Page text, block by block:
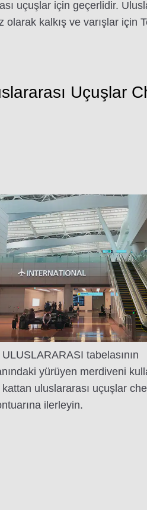
uçuşlar için geçerlidir.
kalkış ve varışlar için
Uçuşlar
ULUSLARARASI tabelasının
yürüyen merdiveni
kattan uluslararası uçuşlar
ilerleyin.